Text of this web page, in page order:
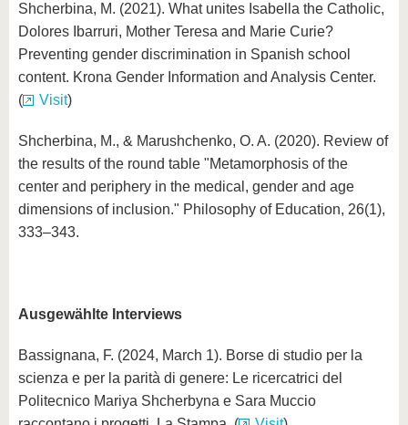
Shcherbina, M. (2021). What unites Isabella the Catholic,
Dolores Ibarruri, Mother Teresa and Marie Curie?
Preventing gender discrimination in Spanish school
content. Krona Gender Information and Analysis Center.
(
Visit)
Shcherbina, M., & Marushchenko, O. A. (2020). Review of
the results of the round table "Metamorphosis of the
center and periphery in the medical, gender and age
dimensions of inclusion." Philosophy of Education, 26(1),
333–343.
Ausgewählte Interviews
Bassignana, F. (2024, March 1). Borse di studio per la
scienza e per la parità di genere: Le ricercatrici del
Politecnico Mariya Shcherbyna e Sara Muccio